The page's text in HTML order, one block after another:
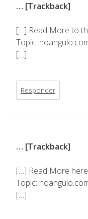
… [Trackback]
[…] Read More to
Topic:
[…]
Responder
… [Trackback]
[…] Read More
Topic:
[…]